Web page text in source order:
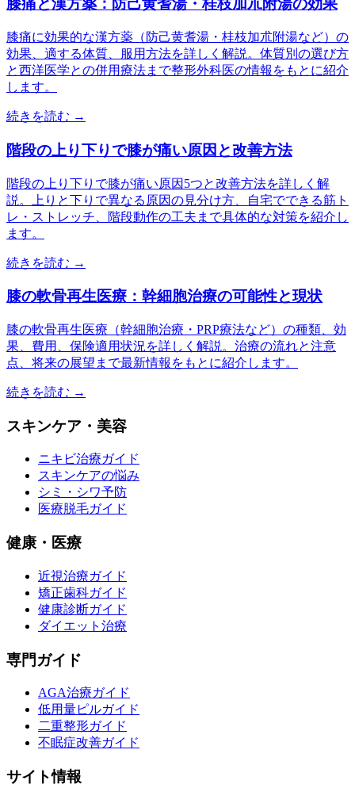
膝痛と漢方薬：防己黄耆湯・桂枝加朮附湯の効果
膝痛に効果的な漢方薬（防己黄耆湯・桂枝加朮附湯など）の
効果、適する体質、服用方法を詳しく解説。体質別の選び方
と西洋医学との併用療法まで整形外科医の情報をもとに紹介
します。
続きを読む →
階段の上り下りで膝が痛い原因と改善方法
階段の上り下りで膝が痛い原因5つと改善方法を詳しく解
説。上りと下りで異なる原因の見分け方、自宅でできる筋ト
レ・ストレッチ、階段動作の工夫まで具体的な対策を紹介し
ます。
続きを読む →
膝の軟骨再生医療：幹細胞治療の可能性と現状
膝の軟骨再生医療（幹細胞治療・PRP療法など）の種類、効
果、費用、保険適用状況を詳しく解説。治療の流れと注意
点、将来の展望まで最新情報をもとに紹介します。
続きを読む →
スキンケア・美容
ニキビ治療ガイド
スキンケアの悩み
シミ・シワ予防
医療脱毛ガイド
健康・医療
近視治療ガイド
矯正歯科ガイド
健康診断ガイド
ダイエット治療
専門ガイド
AGA治療ガイド
低用量ピルガイド
二重整形ガイド
不眠症改善ガイド
サイト情報